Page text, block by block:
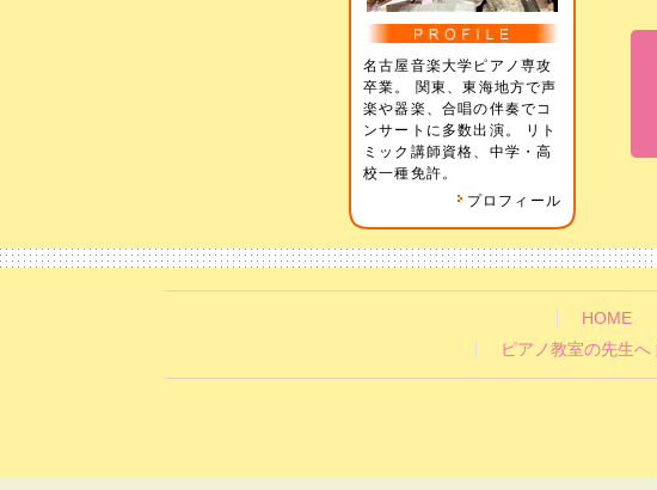
名古屋音楽大学ピアノ専攻
卒業。 関東、東海地方で声
楽や器楽、合唱の伴奏でコ
ンサートに多数出演。 リト
ミック講師資格、中学・高
校一種免許。
プロフィール
HOME
ピアノ教室の先生へ